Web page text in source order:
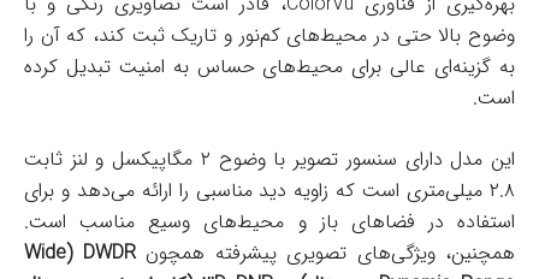
وضوح بالا حتی در محیط‌های کم‌نور و تاریک ثبت کند، که آن را
به گزینه‌ای عالی برای محیط‌های حساس به امنیت تبدیل کرده
است.
این مدل دارای سنسور تصویر با وضوح ۲ مگاپیکسل و لنز ثابت
۲.۸ میلی‌متری است که زاویه دید مناسبی را ارائه می‌دهد و برای
استفاده در فضاهای باز و محیط‌های وسیع مناسب است.
همچنین، ویژگی‌های تصویری پیشرفته همچون
DWDR (Wide